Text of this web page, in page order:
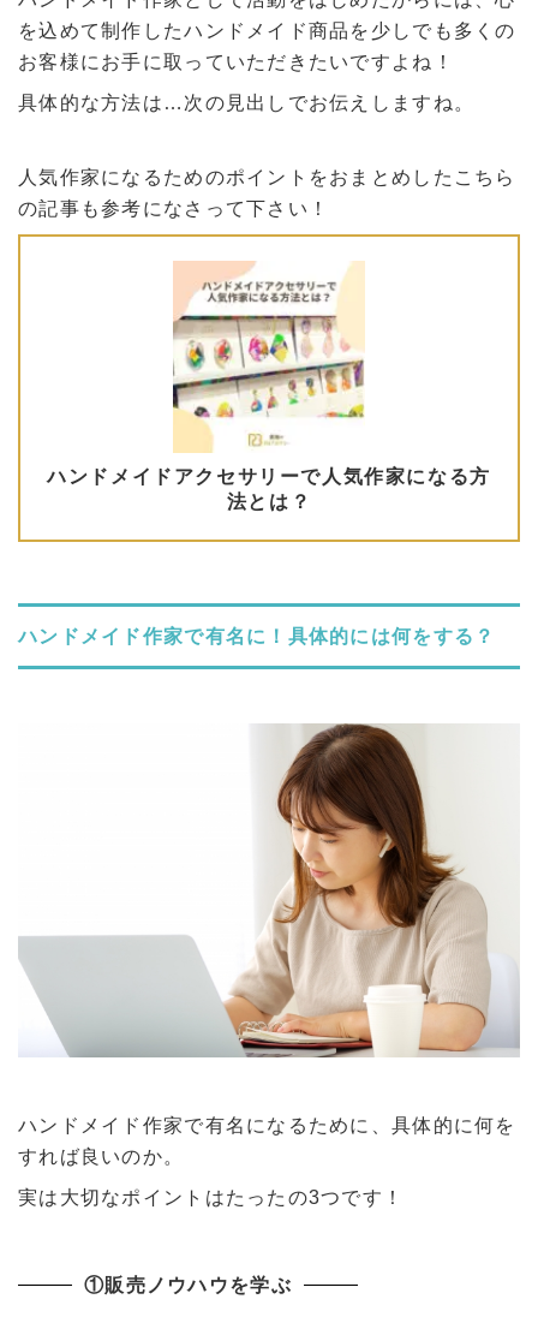
を込めて制作したハンドメイド商品を少しでも多くの
お客様にお手に取っていただきたいですよね！
具体的な方法は…次の見出しでお伝えしますね。
人気作家になるためのポイントをおまとめしたこちら
の記事も参考になさって下さい！
ハンドメイド作家で有名に！具体的には何をする？
ハンドメイド作家で有名になるために、具体的に何を
すれば良いのか。
実は大切なポイントはたったの3つです！
①販売ノウハウを学ぶ